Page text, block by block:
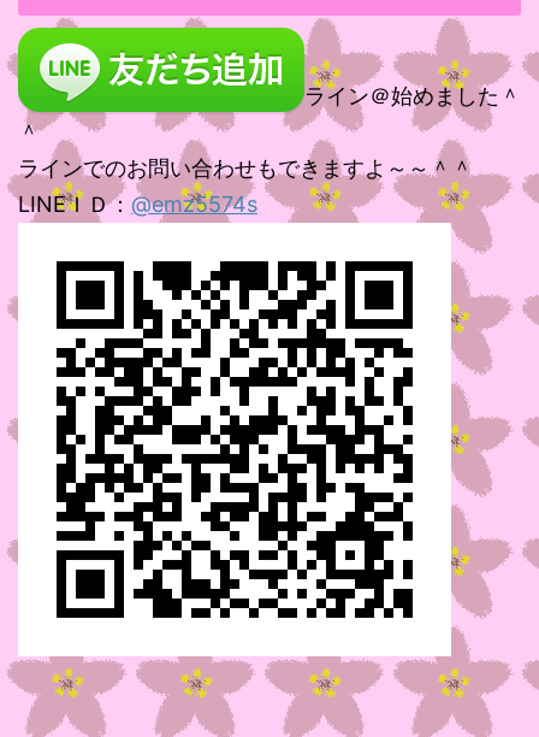
ライン＠始めました＾
＾
ラインでのお問い合わせもできますよ～～＾＾
LINEＩＤ： @emz5574s